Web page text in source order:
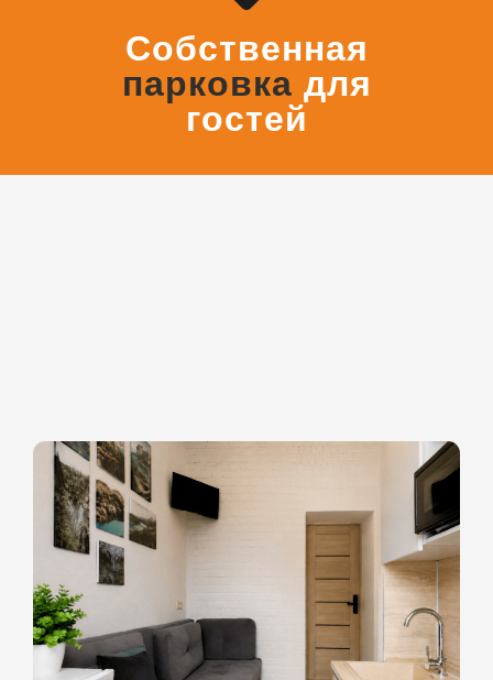
Собственная
парковка для
гостей